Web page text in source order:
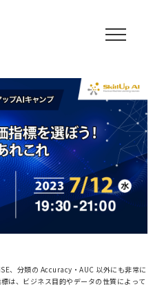
、分類の Accuracy・AUC 以外にも非常に
は、ビジネス目的やデータの性質によって